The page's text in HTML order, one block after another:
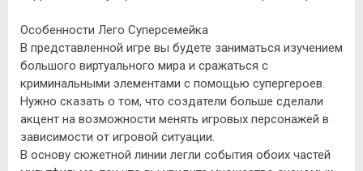
Особенности Лего Суперсемейка
В представленной игре вы будете заниматься изучением
большого виртуального мира и сражаться с
криминальными элементами с помощью супергероев.
Нужно сказать о том, что создатели больше сделали
акцент на возможности менять игровых персонажей в
зависимости от игровой ситуации.
В основу сюжетной линии легли события обоих частей